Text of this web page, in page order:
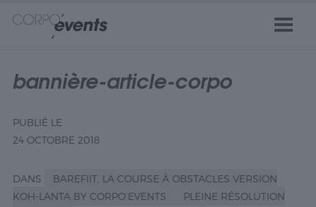
bannière-article-corpo
PUBLIÉ LE
24 OCTOBRE 2018
DANS
BAREFIIT, LA COURSE À OBSTACLES VERSION
KOH-LANTA BY CORPO’EVENTS
PLEINE RÉSOLUTION